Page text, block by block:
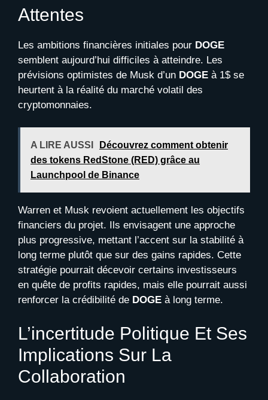
Attentes
Les ambitions financières initiales pour DOGE
semblent aujourd’hui difficiles à atteindre. Les
prévisions optimistes de Musk d’un DOGE à 1$ se
heurtent à la réalité du marché volatil des
cryptomonnaies.
A LIRE AUSSI
Découvrez comment obtenir
des tokens RedStone (RED) grâce au
Launchpool de Binance
Warren et Musk revoient actuellement les objectifs
financiers du projet. Ils envisagent une approche
plus progressive, mettant l’accent sur la stabilité à
long terme plutôt que sur des gains rapides. Cette
stratégie pourrait décevoir certains investisseurs
en quête de profits rapides, mais elle pourrait aussi
renforcer la crédibilité de DOGE à long terme.
L’incertitude Politique Et Ses
Implications Sur La
Collaboration